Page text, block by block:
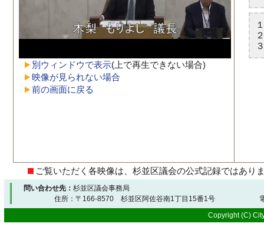
別ウィンドウで表示(上で再生できない場合)
映像が見られない場合
前の画面に戻る
ご覧いただく各映像は、杉並区議会の公式記録ではあり
問い合わせ先： 杉並区議会事務局
住所：〒166-8570 杉並区阿佐谷南1丁目15番1号 電
Copyright (C)